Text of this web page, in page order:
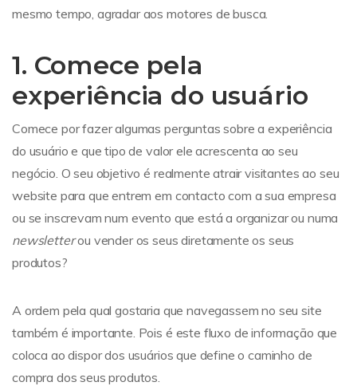
mesmo tempo, agradar aos motores de busca.
1. Comece pela
experiência do usuário
Comece por fazer algumas perguntas sobre a experiência
do usuário e que tipo de valor ele acrescenta ao seu
negócio. O seu objetivo é realmente atrair visitantes ao seu
website para que entrem em contacto com a sua empresa
ou se inscrevam num evento que está a organizar ou numa
newsletterou vender os seus diretamente os seus
produtos?
A ordem pela qual gostaria que navegassem no seu site
também é importante. Pois é este fluxo de informação que
coloca ao dispor dos usuários que define o caminho de
compra dos seus produtos.